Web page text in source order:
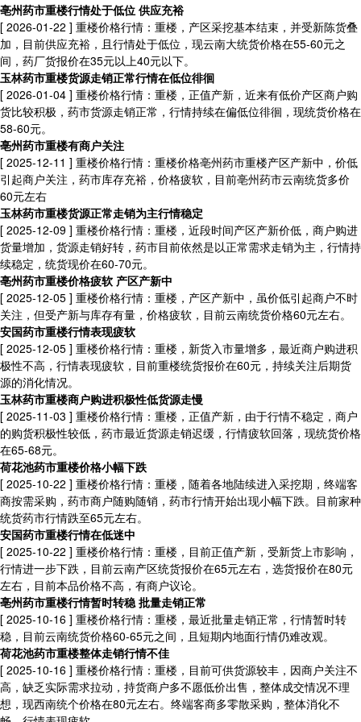
亳州药市重楼行情处于低位 供应充裕
[ 2026-01-22 ] 重楼价格行情：重楼，产区采挖基本结束，并受新陈货叠
加，目前供应充裕，且行情处于低位，现云南大统货价格在55-60元之
间，药厂货报价在35元以上40元以下。
玉林药市重楼货源走销正常行情在低位徘徊
[ 2026-01-04 ] 重楼价格行情：重楼，正值产新，近来有低价产区商户购
货比较积极，药市货源走销正常，行情持续在偏低位徘徊，现统货价格在
58-60元。
亳州药市重楼有商户关注
[ 2025-12-11 ] 重楼价格行情：重楼价格亳州药市重楼产区产新中，价低
引起商户关注，药市库存充裕，价格疲软，目前亳州药市云南统货多价
60元左右
玉林药市重楼货源正常走销为主行情稳定
[ 2025-12-09 ] 重楼价格行情：重楼，近段时间产区产新价低，商户购进
货量增加，货源走销好转，药市目前依然是以正常需求走销为主，行情持
续稳定，统货现价在60-70元。
亳州药市重楼价格疲软 产区产新中
[ 2025-12-05 ] 重楼价格行情：重楼，产区产新中，虽价低引起商户不时
关注，但受产新与库存有量，价格疲软，目前云南统货价格60元左右。
安国药市重楼行情表现疲软
[ 2025-12-05 ] 重楼价格行情：重楼，新货入市量增多，最近商户购进积
极性不高，行情表现疲软，目前重楼统货报价在60元，持续关注后期货
源的消化情况。
玉林药市重楼商户购进积极性低货源走慢
[ 2025-11-03 ] 重楼价格行情：重楼，正值产新，由于行情不稳定，商户
的购货积极性较低，药市最近货源走销迟缓，行情疲软回落，现统货价格
在65-68元。
荷花池药市重楼价格小幅下跌
[ 2025-10-22 ] 重楼价格行情：重楼，随着各地陆续进入采挖期，终端客
商按需采购，药市商户随购随销，药市行情开始出现小幅下跌。目前家种
统货药市行情跌至65元左右。
安国药市重楼行情在低迷中
[ 2025-10-22 ] 重楼价格行情：重楼，目前正值产新，受新货上市影响，
行情进一步下跌，目前云南产区统货报价在65元左右，选货报价在80元
左右，目前本品价格不高，有商户议论。
亳州药市重楼行情暂时转稳 批量走销正常
[ 2025-10-16 ] 重楼价格行情：重楼，最近批量走销正常，行情暂时转
稳，目前云南统货价格60-65元之间，且短期内地面行情仍难改观。
荷花池药市重楼整体走销行情不佳​
[ 2025-10-16 ] 重楼价格行情：重楼，目前可供货源较丰，因商户关注不
高，缺乏实际需求拉动，持货商户多不愿低价出售，整体成交情况不理
想，现西南统个价格在80元左右。终端客商多零散采购，整体消化不